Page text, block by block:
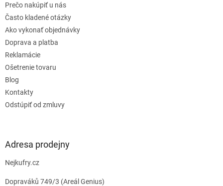
Prečo nakúpiť u nás
Často kladené otázky
Ako vykonať objednávky
Doprava a platba
Reklamácie
Ošetrenie tovaru
Blog
Kontakty
Odstúpiť od zmluvy
Adresa prodejny
Nejkufry.cz
Dopraváků 749/3 (Areál Genius)